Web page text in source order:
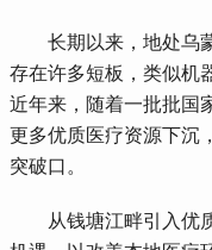
长期以来，地处乌蒙
存在许多短板，类似机
近年来，随着一批批国
更多优质医疗资源下沉
突破口。
从钱塘江畔引入优质